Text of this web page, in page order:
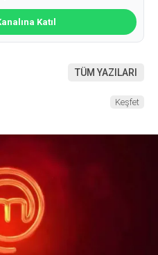
Katıl
TÜM YAZILARI
Keşfet